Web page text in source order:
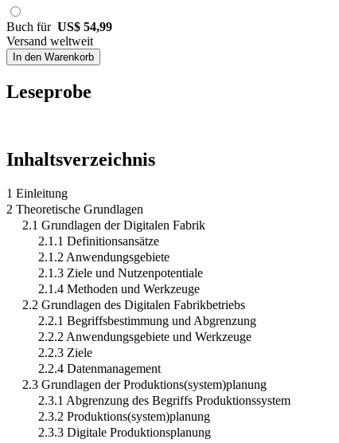
Buch für US$ 54,99
Versand weltweit
In den Warenkorb
Leseprobe
Inhaltsverzeichnis
1 Einleitung
2 Theoretische Grundlagen
2.1 Grundlagen der Digitalen Fabrik
2.1.1 Definitionsansätze
2.1.2 Anwendungsgebiete
2.1.3 Ziele und Nutzenpotentiale
2.1.4 Methoden und Werkzeuge
2.2 Grundlagen des Digitalen Fabrikbetriebs
2.2.1 Begriffsbestimmung und Abgrenzung
2.2.2 Anwendungsgebiete und Werkzeuge
2.2.3 Ziele
2.2.4 Datenmanagement
2.3 Grundlagen der Produktions(system)planung
2.3.1 Abgrenzung des Begriffs Produktionssystem
2.3.2 Produktions(system)planung
2.3.3 Digitale Produktionsplanung